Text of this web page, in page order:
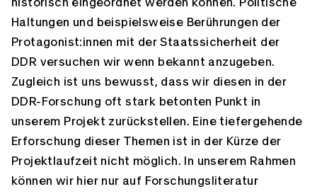
historisch eingeordnet werden können. Politische
Haltungen und beispielsweise Berührungen der
Protagonist:innen mit der Staatssicherheit der
DDR versuchen wir wenn bekannt anzugeben.
Zugleich ist uns bewusst, dass wir diesen in der
DDR-Forschung oft stark betonten Punkt in
unserem Projekt zurückstellen. Eine tiefergehende
Erforschung dieser Themen ist in der Kürze der
Projektlaufzeit nicht möglich. In unserem Rahmen
können wir hier nur auf Forschungsliteratur